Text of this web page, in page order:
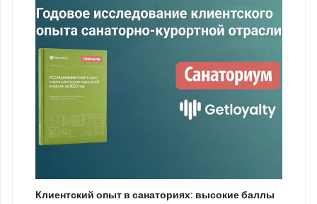
Клиентский опыт в санаториях: высокие баллы